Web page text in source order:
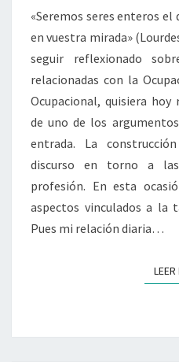
«Seremos seres enteros el
en vuestra mirada»
seguir reflexionado
relacionadas con la
Ocupacional, quisiera
de uno de los
entrada. La
discurso en torno a
profesión. En esta
aspectos vinculados a la
Pues mi relación diaria…